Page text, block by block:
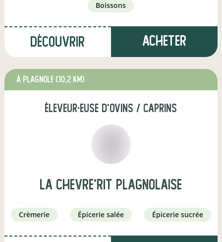
boissons
Découvrir Acheter
à Plagnole (10,2 km)
éleveur·euse d'ovins / caprins
La chevre'rit Plagnolaise
crèmerie épicerie salée épicerie sucrée